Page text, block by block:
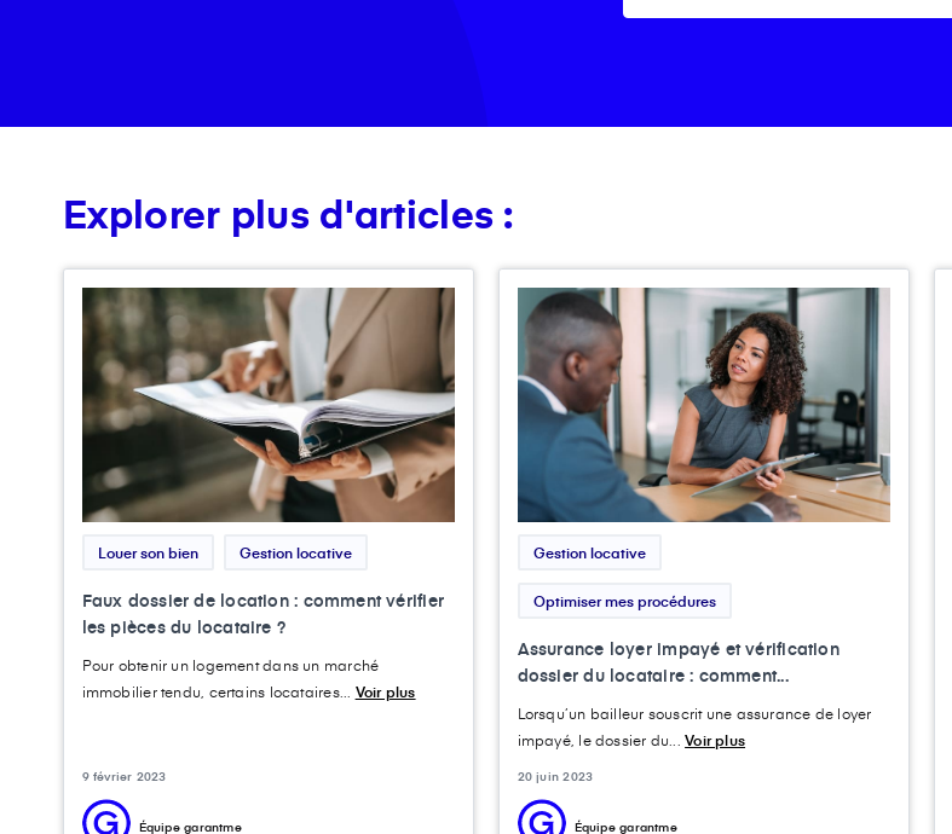
Explorer plus d'articles :
Louer son bien Gestion locative
Faux dossier de location : comment vérifier
les pièces du locataire ?
Pour obtenir un logement dans un marché
immobilier tendu, certains locataires... Voir plus
9 février 2023
Équipe garantme
Gestion locative
Optimiser mes procédures
Assurance loyer impayé et vérification
dossier du locataire : comment...
Lorsqu’un bailleur souscrit une assurance de loyer
impayé, le dossier du...Voir plus
20 juin 2023
Équipe garantme